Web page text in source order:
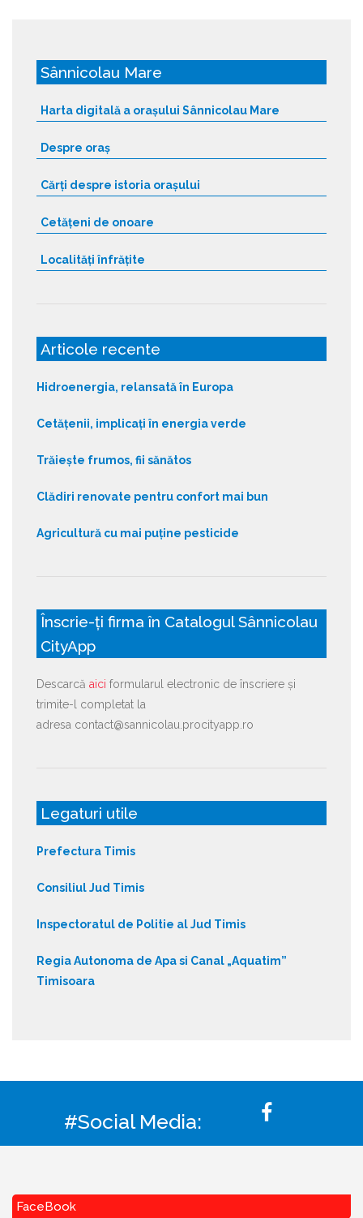
Sânnicolau Mare
Harta digitală a orașului Sânnicolau Mare
Despre oraș
Cărți despre istoria orașului
Cetățeni de onoare
Localități înfrățite
Articole recente
Hidroenergia, relansată în Europa
Cetățenii, implicați în energia verde
Trăiește frumos, fii sănătos
Clădiri renovate pentru confort mai bun
Agricultură cu mai puține pesticide
Înscrie-ți firma în Catalogul Sânnicolau
CityApp
Descarcă aici formularul electronic de înscriere și
trimite-l completat la
adresa contact@sannicolau.procityapp.ro
Legaturi utile
Prefectura Timis
Consiliul Jud Timis
Inspectoratul de Politie al Jud Timis
Regia Autonoma de Apa si Canal „Aquatim”
Timisoara
#Social Media:
FaceBook